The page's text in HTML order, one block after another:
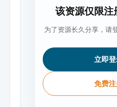
该资源仅限注
为了资源长久分享，请
立即
免费